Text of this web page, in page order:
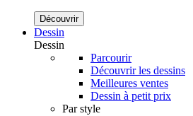
Découvrir
Dessin
Dessin
Parcourir
Découvrir les dessins
Meilleures ventes
Dessin à petit prix
Par style